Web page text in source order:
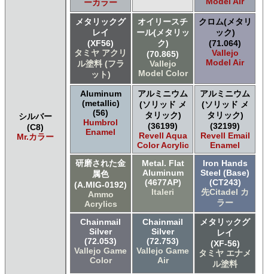
The Army Painter Warpaints Air
The Army Painter Warpaints Fanatic
The Scale Modellers Supply Master Series Paints Bones
The Scale Modellers Supply SMS
Xtracolor Xtracolor
ガイアノーツ ガイア エナメル カラー
ガイアノーツ ガイアカラー
タミヤ タミヤ アクリル塗料
タミヤ タミヤ アクリル塗料 (フラット)
タミヤ タミヤ エアーモデルスプレー
タミヤ タミヤ エナメル塗料
タミヤ タミヤ トップコート/サーフェイサー/プライマー
タミヤ タミヤ ラッカー塗料
タミヤ タミヤスプレー
タミヤ タミヤスプレー
タミヤ タミヤスプレーAS
ＧＳＩクレオス Master Series Paints Pathfinder
ＧＳＩクレオス Mr.カラー
ＧＳＩクレオス Mr.カラー GX
ＧＳＩクレオス Mr.カラー 色ノ源
ＧＳＩクレオス Mr.カラー スーパーメタリック
ＧＳＩクレオス Mr.カラー スーパーメタリック 2
シルバー
(C8)
Mr.カラー
ーカラー
メタリックグ
レイ
(XF56)
タミヤ アクリ
ル塗料 (フラ
ット)
オイリースチ
ール(メタリッ
ク)
(70.865)
Vallejo
Model Color
クロム(メタリ
ック)
(71.064)
Vallejo
Model Air
Aluminum
(metallic)
(56)
Humbrol
Enamel
アルミニウム
(ソリッド メ
タリック)
(36199)
Revell Aqua
Color Acrylic
アルミニウム
(ソリッド メ
タリック)
(32199)
Revell Email
Enamel
研磨された金
属色
(A.MIG-0192)
Ammo
Acrylics
Metal. Flat
Aluminum
(4677AP)
Italeri
Iron Hands
Steel (Base)
(CT243)
先Citadel カ
ラー
Chainmail
Silver
(72.053)
Vallejo Game
Color
Chainmail
Silver
(72.753)
Vallejo Game
Air
メタリックグ
レイ
(XF-56)
タミヤ エナメ
ル塗料